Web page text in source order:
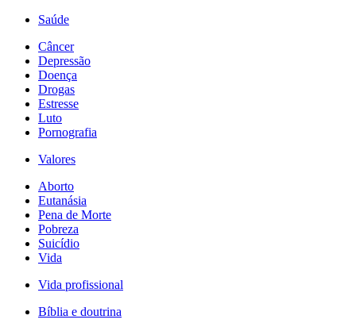
Saúde
Câncer
Depressão
Doença
Drogas
Estresse
Luto
Pornografia
Valores
Aborto
Eutanásia
Pena de Morte
Pobreza
Suicídio
Vida
Vida profissional
Bíblia e doutrina